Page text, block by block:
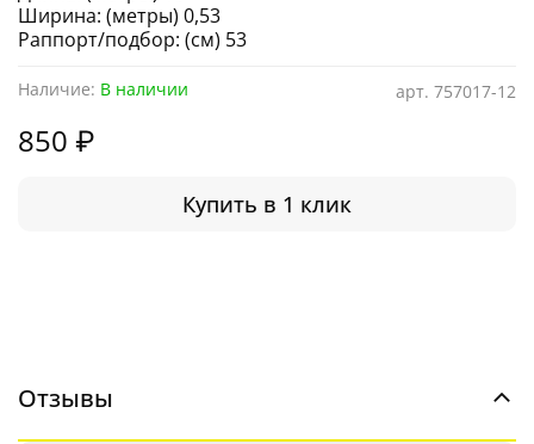
арт. 757017-12
Наличие: В наличии
850 ₽
Купить в 1 клик
Ширина: (метры) 0,53
Раппорт/подбор: (см) 53
Отзывы